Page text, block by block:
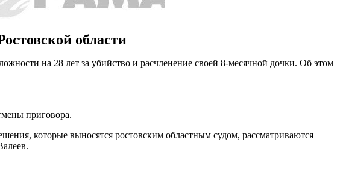
области
на 28 лет за убийство и расчленение своей 8-месячной дочки. Об этом
приговора.
которые выносятся ростовским областным судом, рассматриваются